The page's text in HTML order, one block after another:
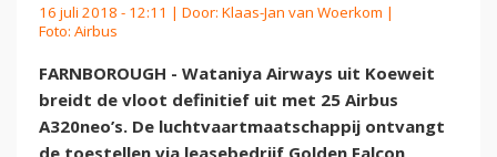
16 juli 2018 - 12:11 | Door: Klaas-Jan van Woerkom |
Foto: Airbus
FARNBOROUGH - Wataniya Airways uit Koeweit
breidt de vloot definitief uit met 25 Airbus
A320neo’s. De luchtvaartmaatschappij ontvangt